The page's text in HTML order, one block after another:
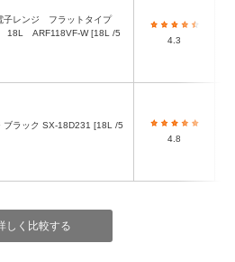
18L ARF118VF-W [18L /5
4.3
4.8
しく比較する